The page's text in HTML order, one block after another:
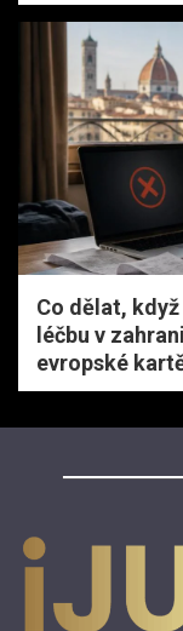
Co dělat,
léčbu v
evropské